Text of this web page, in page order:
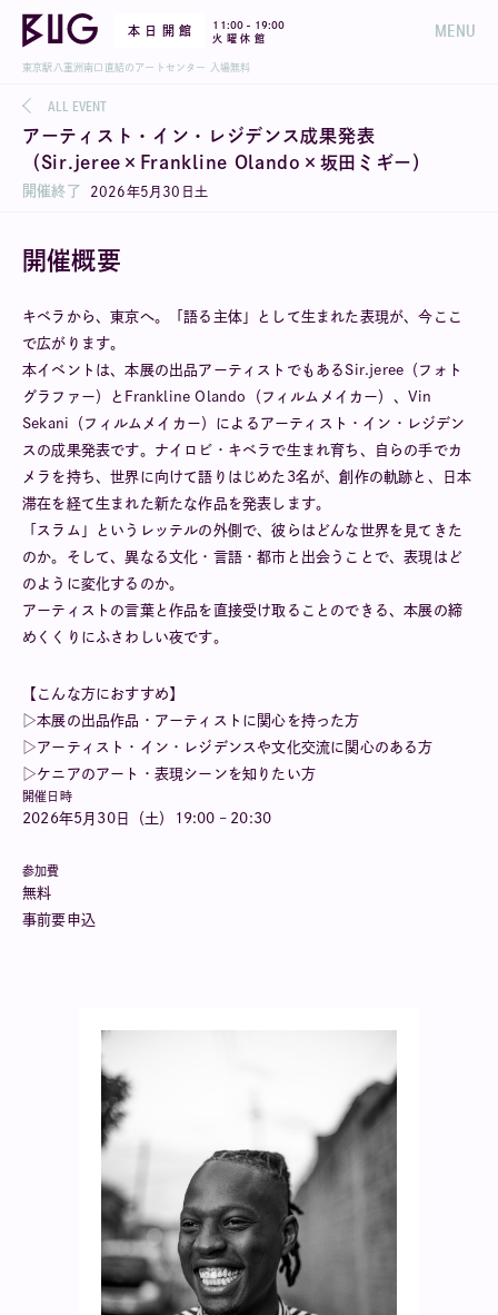
本 日 開 館 11:00 - 19:00
火 曜 休 館
MENU
東京駅八重洲南口直結のアートセンター 入場無料
ALL EVENT
アーティスト・イン・レジデンス成果発表
（Sir.jeree×Frankline Olando×坂田ミギー）
開催終了 2026年5 月 30 日 土
開催概要
キベラから、東京へ。「語る主体」として生まれた表現が、今ここ
で広がります。
本イベントは、本展の出品アーティストでもあるSir.jeree（フォト
グラファー）とFrankline Olando（フィルムメイカー）、Vin
Sekani（フィルムメイカー）によるアーティスト・イン・レジデン
スの成果発表です。ナイロビ・キベラで生まれ育ち、自らの手でカ
メラを持ち、世界に向けて語りはじめた3名が、創作の軌跡と、日本
滞在を経て生まれた新たな作品を発表します。
「スラム」というレッテルの外側で、彼らはどんな世界を見てきた
のか。そして、異なる文化・言語・都市と出会うことで、表現はど
のように変化するのか。
アーティストの言葉と作品を直接受け取ることのできる、本展の締
めくくりにふさわしい夜です。
【こんな方におすすめ】
▷本展の出品作品・アーティストに関心を持った方
▷アーティスト・イン・レジデンスや文化交流に関心のある方
▷ケニアのアート・表現シーンを知りたい方
開催日時
2026年5月30日（土）19:00 – 20:30
参加費
無料
事前要申込